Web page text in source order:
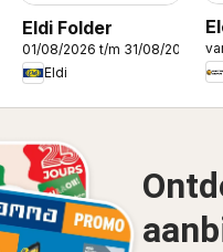
Eldi Folder
01/08/2026 t/m 31/08/2026
Eldi